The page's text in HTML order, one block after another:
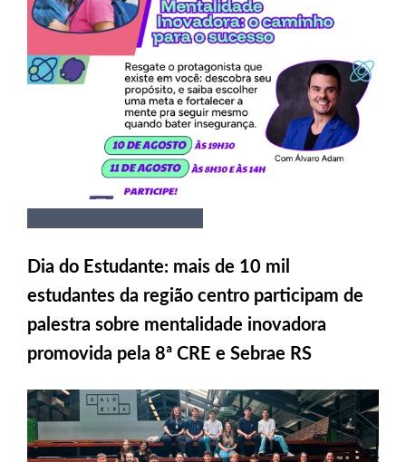
Dia do Estudante: mais de 10 mil
estudantes da região centro participam de
palestra sobre mentalidade inovadora
promovida pela 8ª CRE e Sebrae RS